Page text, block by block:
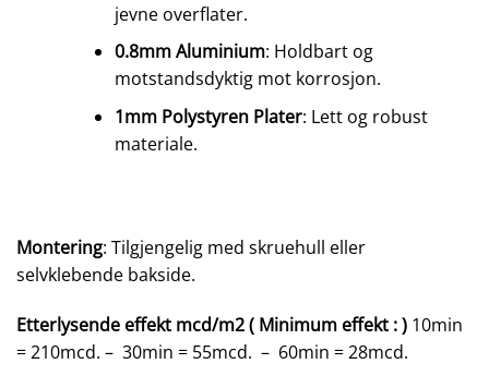
jevne overflater.
0.8mm Aluminium: Holdbart og
motstandsdyktig mot korrosjon.
1mm Polystyren Plater: Lett og robust
materiale.
Montering: Tilgjengelig med skruehull eller
selvklebende bakside.
Etterlysende effekt mcd/m2 ( Minimum effekt : ) 10min
= 210mcd. – 30min = 55mcd. – 60min = 28mcd.